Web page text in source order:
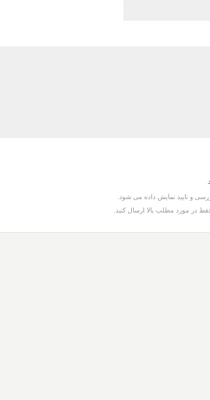
و تایید نمایش داده می شود.
در مورد مطلب بالا ارسال کنید.